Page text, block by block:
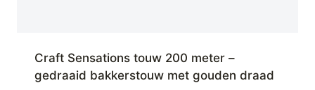
Craft Sensations touw 200 meter –
gedraaid bakkerstouw met gouden draad